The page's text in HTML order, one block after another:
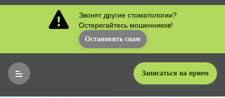
Звонят другие стоматологии?
Остерегайтесь мошенников!
Остановить спам
Записаться на прием